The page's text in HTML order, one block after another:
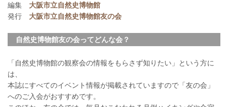
編集 大阪市立自然史博物館
発行 大阪市立自然史博物館友の会
自然史博物館友の会ってどんな会？
「自然史博物館の観察会の情報をもらさず知りたい」という方に
は、
本誌にすべてのイベント情報が掲載されていますので「友の会」
へのご入会がおすすめです。